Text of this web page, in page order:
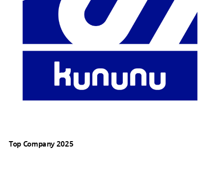
Top Company 2025